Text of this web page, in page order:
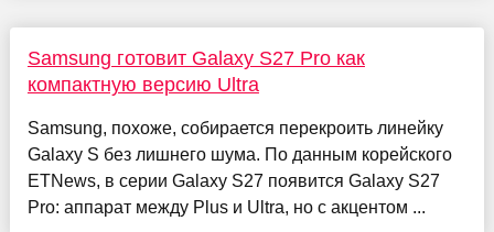
Samsung готовит Galaxy S27 Pro как
компактную версию Ultra
Samsung, похоже, собирается перекроить линейку
Galaxy S без лишнего шума. По данным корейского
ETNews, в серии Galaxy S27 появится Galaxy S27
Pro: аппарат между Plus и Ultra, но с акцентом ...